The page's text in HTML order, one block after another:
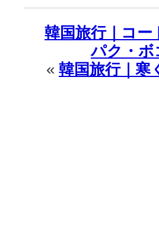
韓国旅行｜コ
パク・ボ
« 韓国旅行｜